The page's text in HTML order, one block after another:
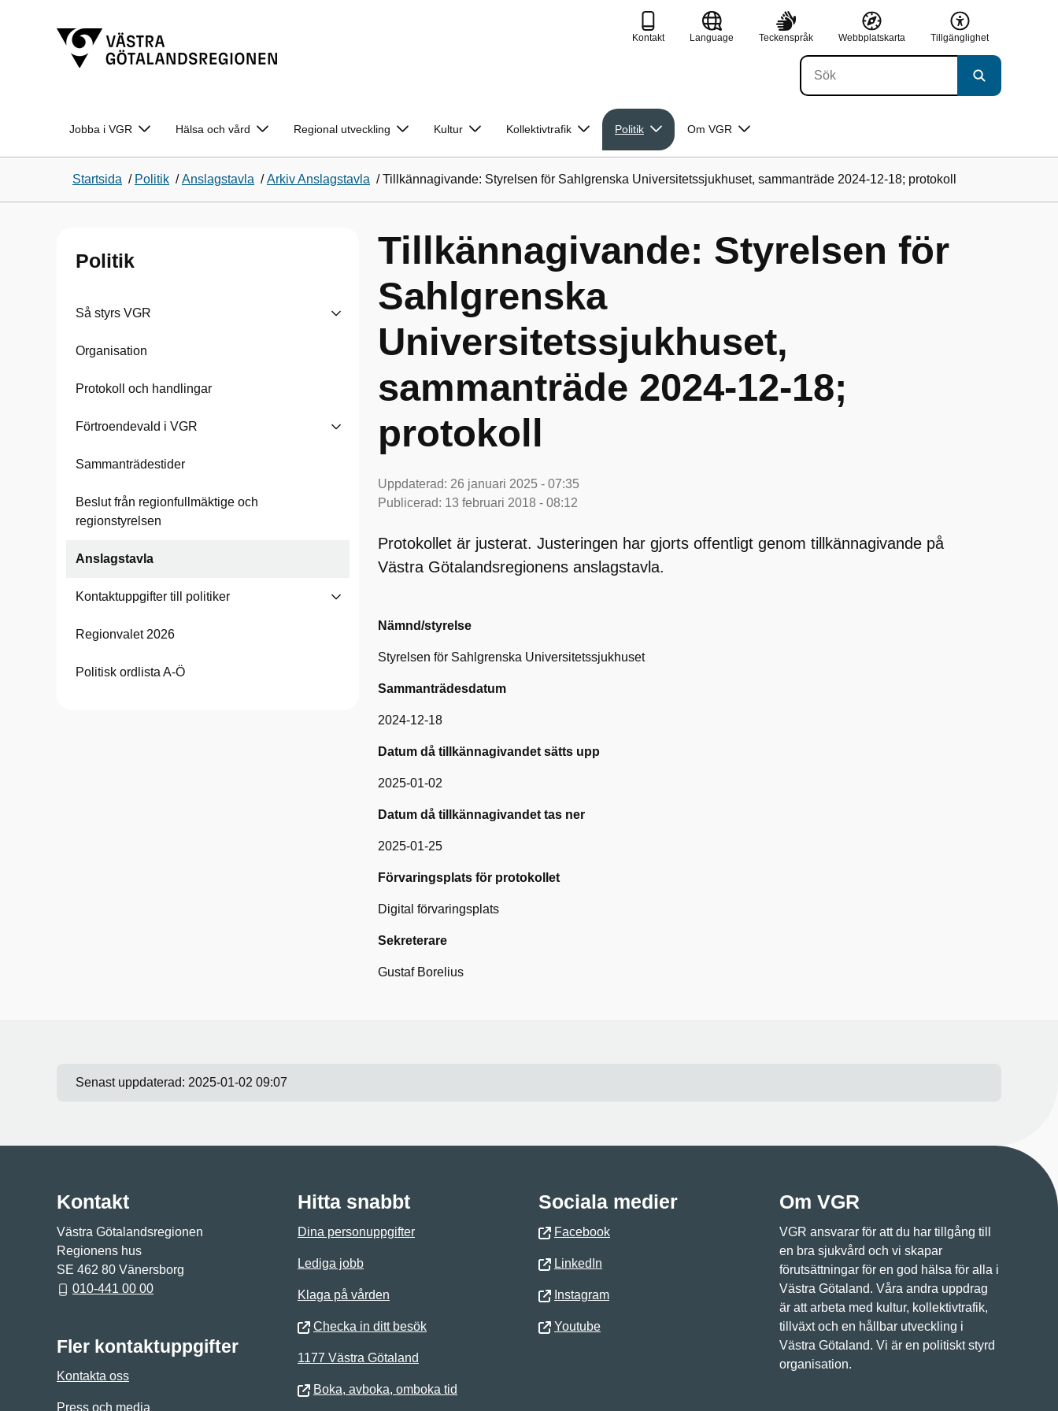
Kontakt Language Teckenspråk Webbplatskarta Tillgänglighet
Jobba i VGR Hälsa och vård Regional utveckling Kultur Kollektivtrafik Politik Om VGR
Startsida / Politik /Anslagstavla /Arkiv Anslagstavla /Tillkännagivande: Styrelsen för Sahlgrenska Universitetssjukhuset, sammanträde 2024-12-18; protokoll
Politik
Så styrs VGR
Organisation
Protokoll och handlingar
Förtroendevald i VGR
Sammanträdestider
Beslut från regionfullmäktige och
regionstyrelsen
Anslagstavla
Kontaktuppgifter till politiker
Regionvalet 2026
Politisk ordlista A-Ö
Tillkännagivande: Styrelsen för
Sahlgrenska
Universitetssjukhuset,
sammanträde 2024-12-18;
protokoll
Uppdaterad: 26 januari 2025 - 07:35
Publicerad: 13 februari 2018 - 08:12
Protokollet är justerat. Justeringen har gjorts offentligt genom tillkännagivande på
Västra Götalandsregionens anslagstavla.
Nämnd/styrelse
Styrelsen för Sahlgrenska Universitetssjukhuset
Sammanträdesdatum
2024-12-18
Datum då tillkännagivandet sätts upp
2025-01-02
Datum då tillkännagivandet tas ner
2025-01-25
Förvaringsplats för protokollet
Digital förvaringsplats
Sekreterare
Gustaf Borelius
Senast uppdaterad: 2025-01-02 09:07
Kontakt
Västra Götalandsregionen
Regionens hus
SE 462 80 Vänersborg
010-441 00 00
Fler kontaktuppgifter
Kontakta oss
Press och media
Hitta snabbt
Dina personuppgifter
Lediga jobb
Klaga på vården
Checka in ditt besök
1177 Västra Götaland
Boka, avboka, omboka tid
Sociala medier
Facebook
LinkedIn
Instagram
Youtube
Om VGR
VGR ansvarar för att du har tillgång till
en bra sjukvård och vi skapar
förutsättningar för en god hälsa för alla i
Västra Götaland. Våra andra uppdrag
är att arbeta med kultur, kollektivtrafik,
tillväxt och en hållbar utveckling i
Västra Götaland. Vi är en politiskt styrd
organisation.